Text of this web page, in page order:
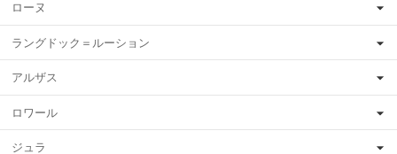
ローヌ
ラングドック＝ルーション
アルザス
ロワール
ジュラ